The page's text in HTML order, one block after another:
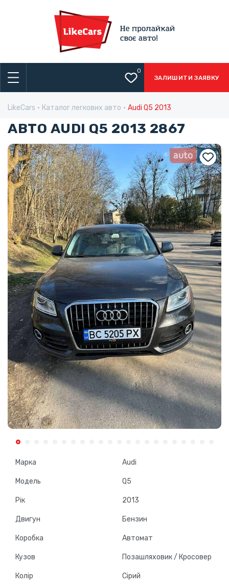
0
ЗАЛИШИТИ ЗАЯВКУ
LikeCars Каталог легкових авто Audi Q5 2013
АВТО AUDI Q5 2013 2867
Марка Audi
Модель Q5
Рік 2013
Двигун Бензин
Коробка Автомат
Кузов Позашляховик / Кросовер
Колір Сірий